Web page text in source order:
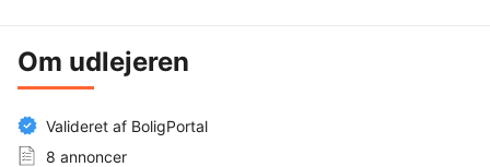
Om udlejeren
Valideret af BoligPortal
8 annoncer